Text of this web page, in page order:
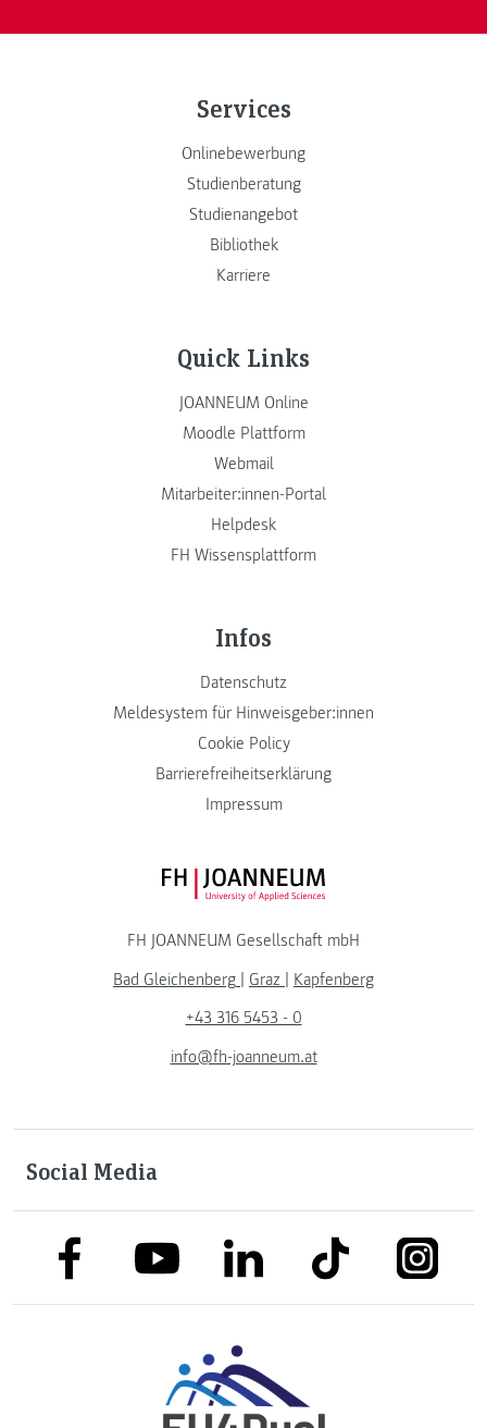
Services
Onlinebewerbung
Studienberatung
Studienangebot
Bibliothek
Karriere
Quick Links
JOANNEUM Online
Moodle Plattform
Webmail
Mitarbeiter:innen-Portal
Helpdesk
FH Wissensplattform
Infos
Datenschutz
Meldesystem für Hinweisgeber:innen
Cookie Policy
Barrierefreiheitserklärung
Impressum
FH JOANNEUM Logo
FH JOANNEUM Gesellschaft mbH
Bad Gleichenberg | Graz | Kapfenberg
+43 316 5453 - 0
info@fh-joanneum.at
Social Media
link to facebooklink to youtubelink to linkedinlink to tiktok link to